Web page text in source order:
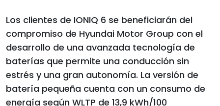
Los clientes de IONIQ 6 se beneficiarán del
compromiso de Hyundai Motor Group con el
desarrollo de una avanzada tecnología de
baterías que permite una conducción sin
estrés y una gran autonomía. La versión de
batería pequeña cuenta con un consumo de
energía según WLTP de 13,9 kWh/100